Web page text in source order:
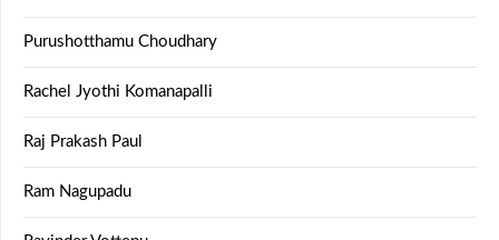
Purushotthamu Choudhary
Rachel Jyothi Komanapalli
Raj Prakash Paul
Ram Nagupadu